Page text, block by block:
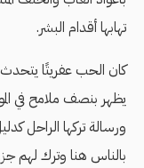
تهابها أقدام البشر.
كان الحب عفريتًا
يظهر بنصف ملامح في
ورسالة تركها الراحل
بالناس هنا وترك لهم